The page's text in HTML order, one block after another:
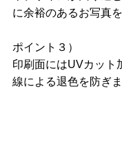
に余裕のあるお写真
ポイント３）
印刷面にはUVカット
線による退色を防ぎま